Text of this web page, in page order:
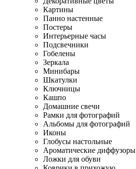
Картины
Панно настенные
Постеры
Интерьерные часы
Подсвечники
Гобелены
Зеркала
Минибары
Шкатулки
Ключницы
Кашпо
Домашние свечи
Рамки для фотографий
Альбомы для фотографий
Иконы
Глобусы настольные
Ароматические диффузоры
Ложки для обуви